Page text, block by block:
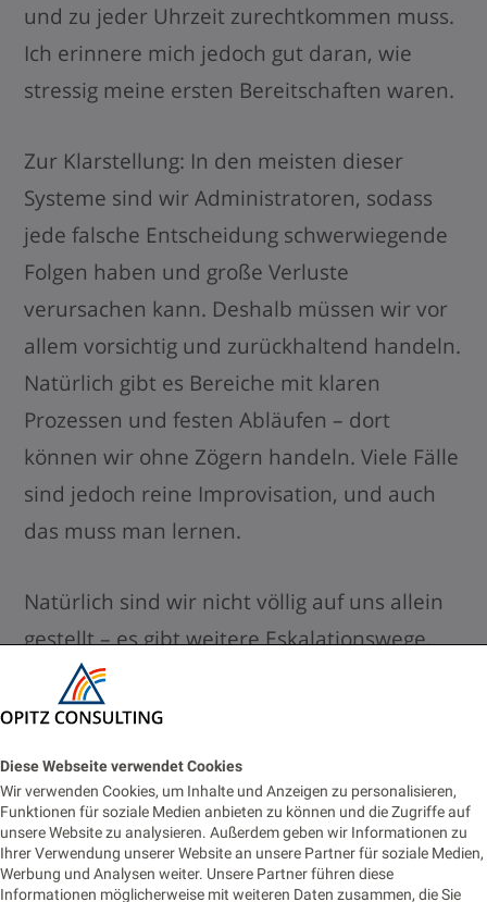
Diese Webseite verwendet Cookies
Wir verwenden Cookies, um Inhalte und Anzeigen zu personalisieren,
Funktionen für soziale Medien anbieten zu können und die Zugriffe auf
unsere Website zu analysieren. Außerdem geben wir Informationen zu
Ihrer Verwendung unserer Website an unsere Partner für soziale Medien,
Werbung und Analysen weiter. Unsere Partner führen diese
Informationen möglicherweise mit weiteren Daten zusammen, die Sie
und zu jeder Uhrzeit zurechtkommen muss.
Ich erinnere mich jedoch gut daran, wie
stressig meine ersten Bereitschaften waren.
Zur Klarstellung: In den meisten dieser
Systeme sind wir Administratoren, sodass
jede falsche Entscheidung schwerwiegende
Folgen haben und große Verluste
verursachen kann. Deshalb müssen wir vor
allem vorsichtig und zurückhaltend handeln.
Natürlich gibt es Bereiche mit klaren
Prozessen und festen Abläufen – dort
können wir ohne Zögern handeln. Viele Fälle
sind jedoch reine Improvisation, und auch
das muss man lernen.
Natürlich sind wir nicht völlig auf uns allein
gestellt – es gibt weitere Eskalationswege,
und der gesamte Prozess ist sehr gut
aufgebaut. Doch angesichts der Vielzahl an
stellt sich immer wieder die Frage: „Muss ich
wirklich noch eine weitere Person aus dem
Bett holen und zusätzlichen Aufwand